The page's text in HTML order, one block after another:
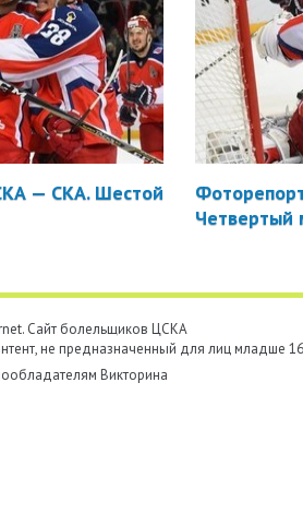
— СКА. Шестой
Четвертый
Cайт болельщиков ЦСКА
не предназначенный для лиц младше
Викторина